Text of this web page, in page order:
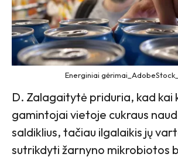
Energiniai
D. Zalagaitytė priduria, kad kai
gamintojai vietoje cukraus
saldiklius, tačiau ilgalaikis jų
sutrikdyti žarnyno mikrobiotos